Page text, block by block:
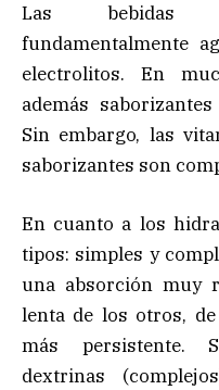
Las bebidas
fundamentalmente
electrolitos. En
además
Sin embargo, las
saborizantes son
En cuanto a los
tipos: simples y
una absorción muy
lenta de los otros,
más persistente.
dextrinas